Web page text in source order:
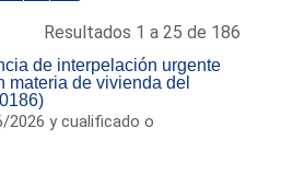
Resultados 1 a 25 de 186
de interpelación urgente
materia de vivienda del
2026 y cualificado o